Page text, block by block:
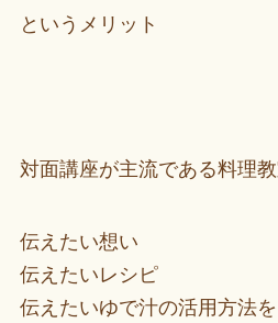
というメリット
対面講座が主流である料理
伝えたい想い
伝えたいレシピ
伝えたいゆで汁の活用方法を